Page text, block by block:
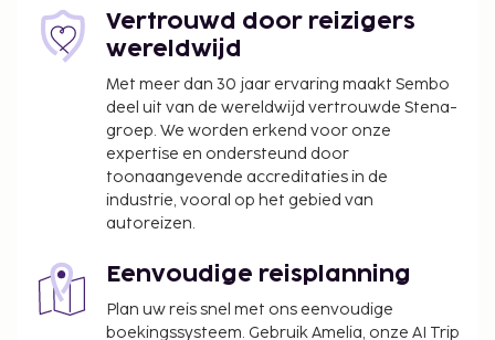
borgsommen zijn mogelijk excl. btw en kunnen
wijzigen.
Vertrouwd door reizigers
wereldwijd
Met meer dan 30 jaar ervaring maakt Sembo
deel uit van de wereldwijd vertrouwde Stena-
groep. We worden erkend voor onze
expertise en ondersteund door
toonaangevende accreditaties in de
industrie, vooral op het gebied van
autoreizen.
Eenvoudige reisplanning
Plan uw reis snel met ons eenvoudige
boekingssysteem. Gebruik Amelia, onze AI Trip